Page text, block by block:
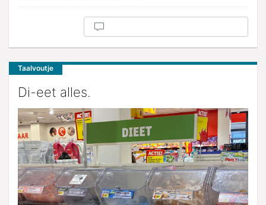
Taalvoutje
Di-eet alles.